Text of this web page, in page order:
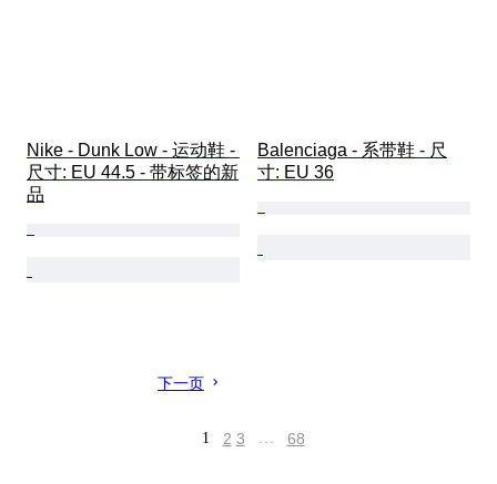
Nike - Dunk Low - 运动鞋 -
尺寸: EU 44.5 - 带标签的新
品
Balenciaga - 系带鞋 - 尺
寸: EU 36
下一页
1 2 3 … 68